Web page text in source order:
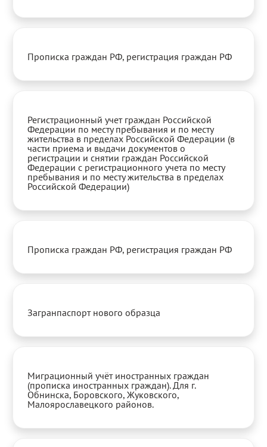
Прописка граждан РФ, регистрация граждан РФ
Регистрационный учет граждан Российской
Федерации по месту пребывания и по месту
жительства в пределах Российской Федерации (в
части приема и выдачи документов о
регистрации и снятии граждан Российской
Федерации с регистрационного учета по месту
пребывания и по месту жительства в пределах
Российской Федерации)
Прописка граждан РФ, регистрация граждан РФ
Загранпаспорт нового образца
Миграционный учёт иностранных граждан
(прописка иностранных граждан). Для г.
Обнинска, Боровского, Жуковского,
Малоярославецкого районов.